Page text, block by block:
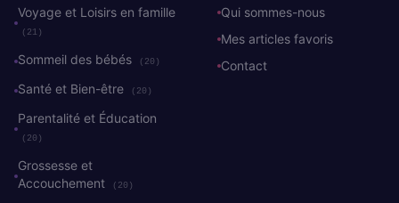
Voyage et Loisirs en famille
(21)
Sommeil des bébés (20)
Santé et Bien-être (20)
Parentalité et Éducation
(20)
Grossesse et
Accouchement
(20)
Qui sommes-nous
Mes articles favoris
Contact